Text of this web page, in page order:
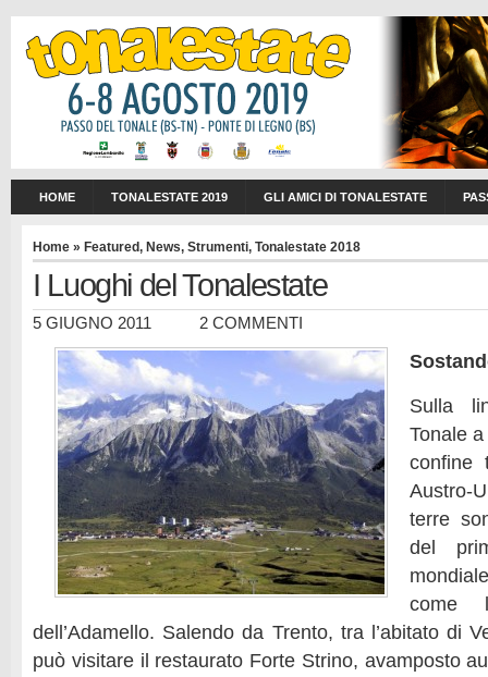
HOME TONALESTATE 2019 GLI AMICI DI TONALESTATE
Home » Featured, News, Strumenti, Tonalestate 2018
I Luoghi del Tonalestate
5 GIUGNO 2011 2 COMMENTI
Sulla
Tonale
confine
terre
del
come
dell’Adamello. Salendo da Trento, tra l’abitato di
può visitare il restaurato Forte Strino, avamposto